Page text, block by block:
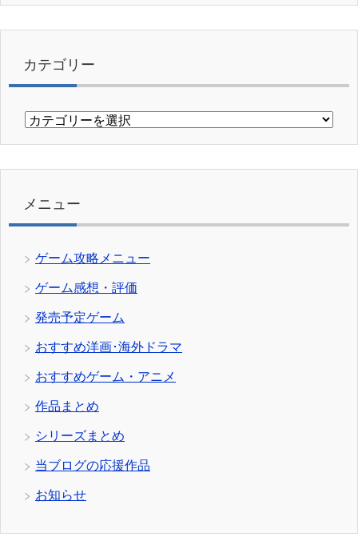
カテゴリー
カ
リ
メニュー
ゲーム攻略メニュー
ゲーム感想・評価
発売予定ゲーム
おすすめ洋画･海外ドラマ
おすすめゲーム・アニメ
作品まとめ
シリーズまとめ
当ブログの応援作品
お知らせ